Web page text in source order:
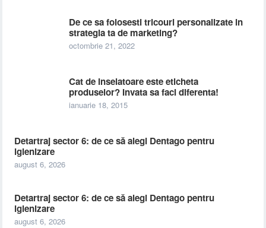
De ce sa folosesti tricouri personalizate in
strategia ta de marketing?
octombrie 21, 2022
Cat de inselatoare este eticheta
produselor? Invata sa faci diferenta!
ianuarie 18, 2015
Detartraj sector 6: de ce să alegi Dentago pentru
igienizare
august 6, 2026
Detartraj sector 6: de ce să alegi Dentago pentru
igienizare
august 6, 2026